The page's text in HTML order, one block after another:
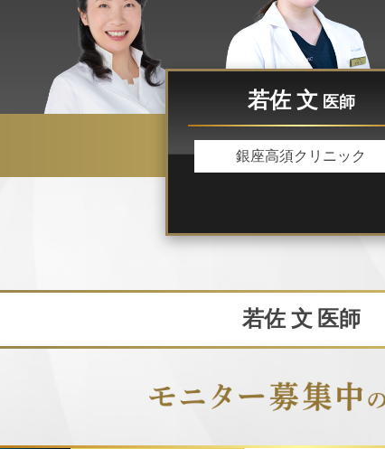
若佐 文 医師
銀座高須クリニック
若佐 文 医師